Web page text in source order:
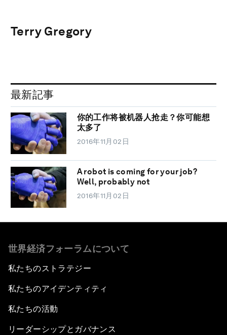
Terry Gregory
最新記事
你的工作将被机器人抢走？你可能想
太多了
2016年11月02日
A robot is coming for your job?
Well, probably not
2016年11月02日
世界経済フォーラムについて
私たちのストラテジー
私たちのアイデンティティ
私たちの活動
リーダーシップとガバナンス